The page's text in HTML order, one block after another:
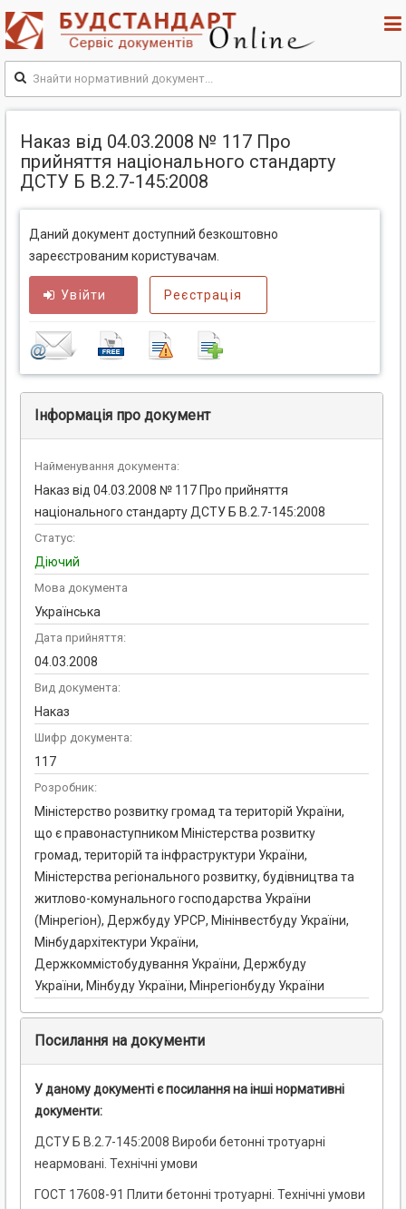
Наказ від 04.03.2008 № 117 Про
прийняття національного стандарту
ДСТУ Б В.2.7-145:2008
Даний документ доступний безкоштовно
зареєстрованим користувачам.
Увійти Реєстрація
Інформація про документ
Найменування документа:
Наказ від 04.03.2008 № 117 Про прийняття
національного стандарту ДСТУ Б В.2.7-145:2008
Статус:
Діючий
Мова документа
Українська
Дата прийняття:
04.03.2008
Вид документа:
Наказ
Шифр документа:
117
Розробник:
Міністерство розвитку громад та територій України,
що є правонаступником Міністерства розвитку
громад, територій та інфраструктури України,
Міністерства регіонального розвитку, будівництва та
житлово-комунального господарства України
(Мінрегіон), Держбуду УРСР, Мінінвестбуду України,
Мінбудархітектури України,
Держкоммістобудування України, Держбуду
України, Мінбуду України, Мінрегіонбуду України
Посилання на документи
У даному документі є посилання на інші нормативні
документи:
ДСТУ Б В.2.7-145:2008 Вироби бетонні тротуарні
неармовані. Технічні умови
ГОСТ 17608-91 Плити бетонні тротуарні. Технічні умови